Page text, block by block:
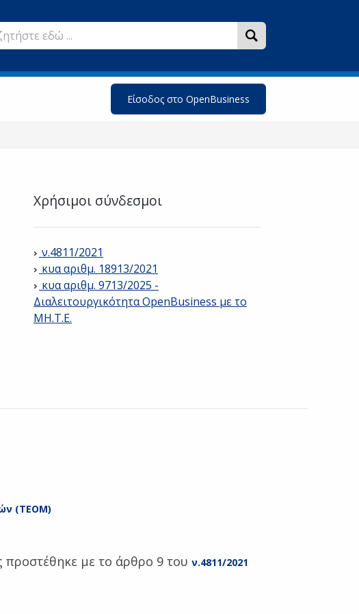
Είσοδος στο OpenBusiness
Χρήσιμοι σύνδεσμοι
ν.4811/2021
κυα αριθμ. 18913/2021
κυα αριθμ. 9713/2025 -
Διαλειτουργικότητα OpenBusiness με το
ΜΗ.Τ.Ε.
(ΤΕΟΜ)
με το άρθρο 9 του ν.4811/2021